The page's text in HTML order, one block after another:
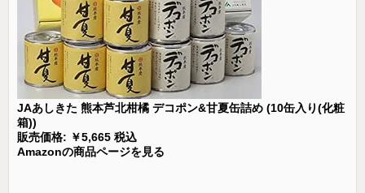
JAあしきた 熊本芦北柑橘 デコポン&甘夏缶詰め (10缶入り(化粧
箱))
販売価格: ￥5,665 税込
Amazonの商品ページを見る